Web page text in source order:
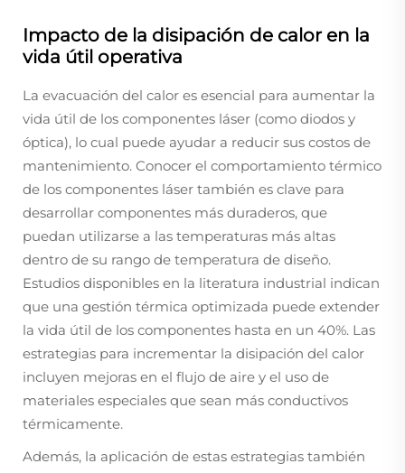
Impacto de la disipación de calor en la
vida útil operativa
La evacuación del calor es esencial para aumentar la
vida útil de los componentes láser (como diodos y
óptica), lo cual puede ayudar a reducir sus costos de
mantenimiento. Conocer el comportamiento térmico
de los componentes láser también es clave para
desarrollar componentes más duraderos, que
puedan utilizarse a las temperaturas más altas
dentro de su rango de temperatura de diseño.
Estudios disponibles en la literatura industrial indican
que una gestión térmica optimizada puede extender
la vida útil de los componentes hasta en un 40%. Las
estrategias para incrementar la disipación del calor
incluyen mejoras en el flujo de aire y el uso de
materiales especiales que sean más conductivos
térmicamente.
Además, la aplicación de estas estrategias también